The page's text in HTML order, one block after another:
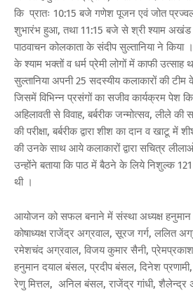
कि प्रातः 10:15 बजे गणेश पूजन एवं जोत
शुभारंभ हुआ, तथा 11:15 बजे से श्री श्याम अखंड
पाठवाचन कोलकाता के संदीप सुल्तानिया ने
के श्याम भक्तों व धर्म प्रेमी लोगों में काफी
सुल्तानिया अपनी 25 सदस्यीय कलाकारों की टीम
जिसमें विभिन्न प्रसंगों का सजीव कार्यक्रम पेश
अहिलावती से विवाह, बर्बरीक जन्मोत्सव, लीले की
की परीक्षा, बर्बरीक द्वारा शीश का दान व खाटू में
की उनके साथ आये कलाकारों द्वारा सचित्र
उन्होंने बताया कि पाठ में बैठने के लिये निशुल्क
थी ।
आयोजन को सफल बनाने में संस्था अध्यक्ष हनुमान
कोषाध्यक्ष राजेंद्र अग्रवाल, सूरज गर्ग, ललित
रमेशचंद अग्रवाल, विजय कुमार सैनी,
हनुमान दयाल बंसल, प्रदीप बंसल, दिनेश
रेणु मित्तल, अनिल बंसल, राजेंद्र गांधी, शैलेन्द्र